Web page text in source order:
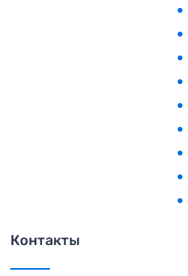
Контакты